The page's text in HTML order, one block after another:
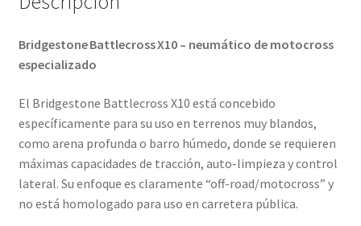
Bridgestone Battlecross X10 – neumático de motocross
especializado
El Bridgestone Battlecross X10 está concebido
específicamente para su uso en terrenos muy blandos,
como arena profunda o barro húmedo, donde se requieren
máximas capacidades de tracción, auto-limpieza y control
lateral. Su enfoque es claramente “off-road/motocross” y
no está homologado para uso en carretera pública.